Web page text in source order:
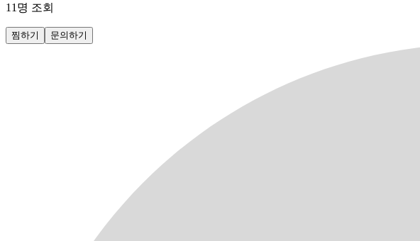
11 명 조회
찜하기 문의하기